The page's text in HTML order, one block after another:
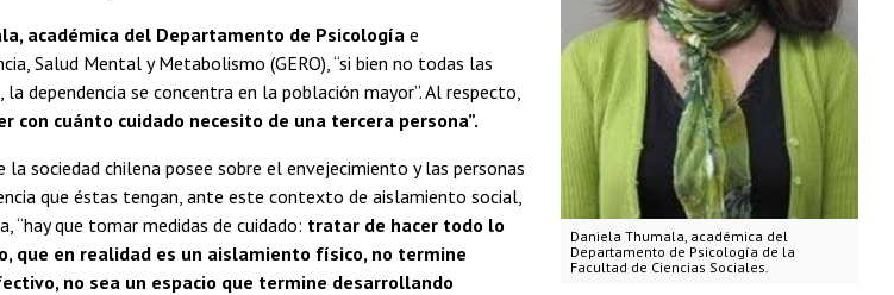
Daniela Thumala, académica del
Departamento de Psicología de la
Facultad de Ciencias Sociales.
académica del Departamento de Psicología e
Salud Mental y Metabolismo (GERO), “si bien no todas las
dependencia se concentra en la población mayor”. Al respecto,
con cuánto cuidado necesito de una tercera persona”.
la sociedad chilena posee sobre el envejecimiento y las personas
que éstas tengan, ante este contexto de aislamiento social,
que tomar medidas de cuidado: tratar de hacer todo lo
que en realidad es un aislamiento físico, no termine
no sea un espacio que termine desarrollando